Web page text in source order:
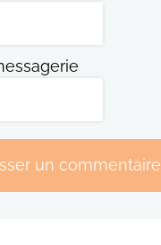
un commentaire